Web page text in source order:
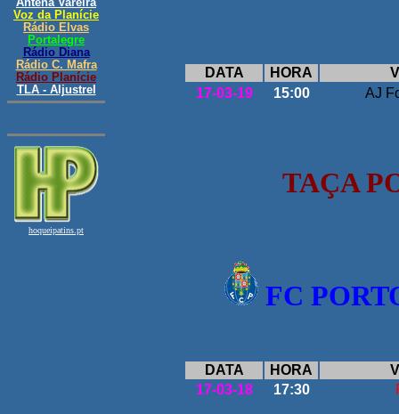
DATA HORA
17-03-19
15:00 AJ
TAÇA
FC
DATA HORA
17-03-18
17:30